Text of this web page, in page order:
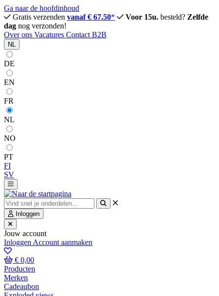
Ga naar de hoofdinhoud
Gratis verzenden vanaf € 67.50* Voor 15u. besteld? Zelfde
dag nog verzonden!
Over ons Vacatures Contact B2B
NL
DE
EN
FR
NL
NO
PT
FI
SV
Inloggen
Jouw account
Inloggen Account aanmaken
€ 0,00
Producten
Merken
Cadeaubon